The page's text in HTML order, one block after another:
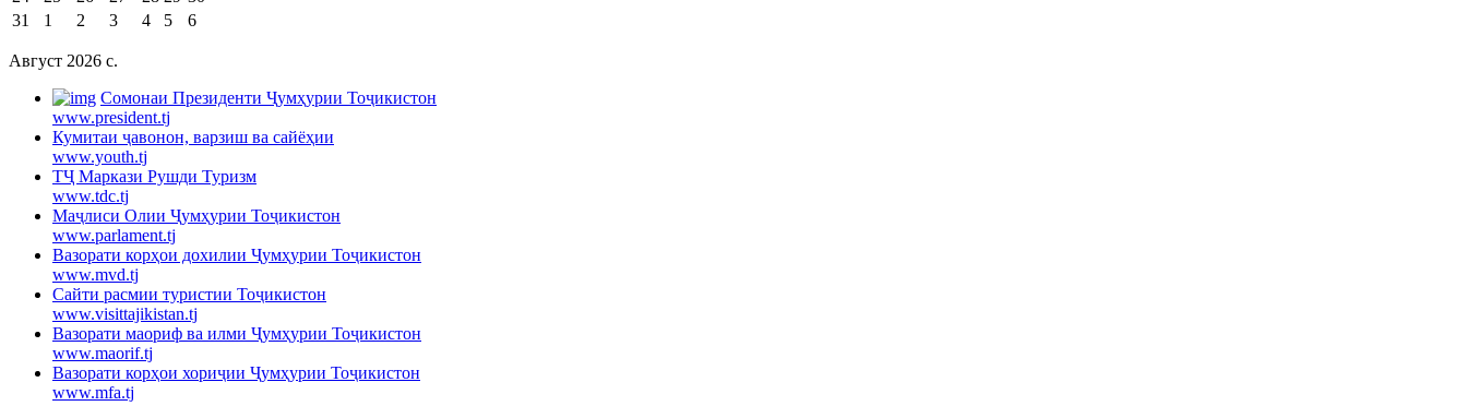
31
1 2 3 4 5 6
Август 2026 c.
Cомонаи Президенти Ҷумҳурии Тоҷикистон
www.president.tj
Кумитаи ҷавонон, варзиш ва сайёҳии
www.youth.tj
ТҶ Маркази Рушди Туризм
www.tdc.tj
Маҷлиси Олии Ҷумҳурии Тоҷикистон
www.parlament.tj
Вазорати корҳои дохилии Ҷумҳурии Тоҷикистон
www.mvd.tj
Сайти расмии туристии Тоҷикистон
www.visittajikistan.tj
Вазорати маориф ва илми Ҷумҳурии Тоҷикистон
www.maorif.tj
Вазорати корҳои хориҷии Ҷумҳурии Тоҷикистон
www.mfa.tj